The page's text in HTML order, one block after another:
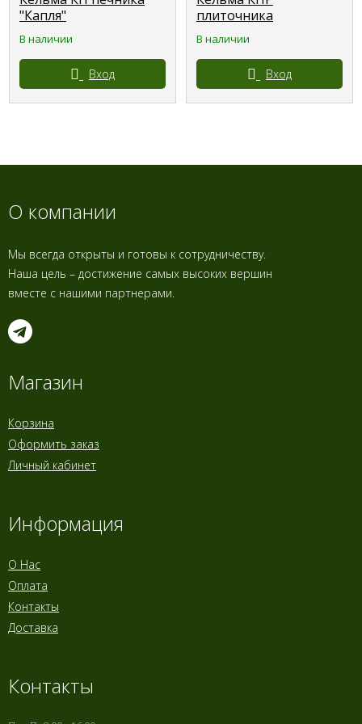
"Капля"
В наличии
Вход
плиточника
"Трапеция"
В наличии
Вход
О компании
Мы всегда открыты и готовы к сотрудничеству.
Наша цель – достижение самых высоких вершин
вместе с нашими партнерами.
Магазин
Корзина
Оформить заказ
Личный кабинет
Информация
О Нас
Оплата
Контакты
Доставка
Контакты